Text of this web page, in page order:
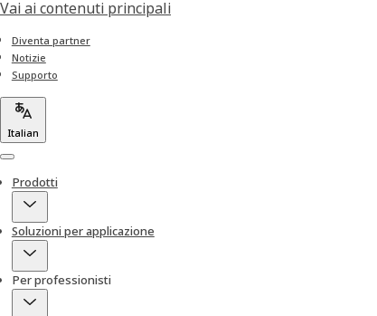
Vai ai contenuti principali
Diventa partner
Notizie
Supporto
Italian
Menu
Prodotti
Soluzioni per applicazione
Per professionisti